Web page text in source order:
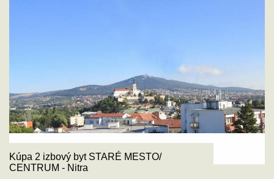
Kúpa 2 izbový byt STARÉ MESTO/
CENTRUM - Nitra